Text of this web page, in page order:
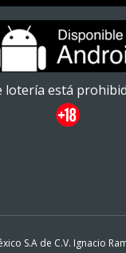
lotería está
S.A de C.V. Ignacio